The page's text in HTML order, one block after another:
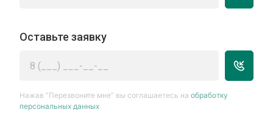
Оставьте заявку
Нажав “Перезвоните мне” вы соглашаетесь наобработку
персональных данных